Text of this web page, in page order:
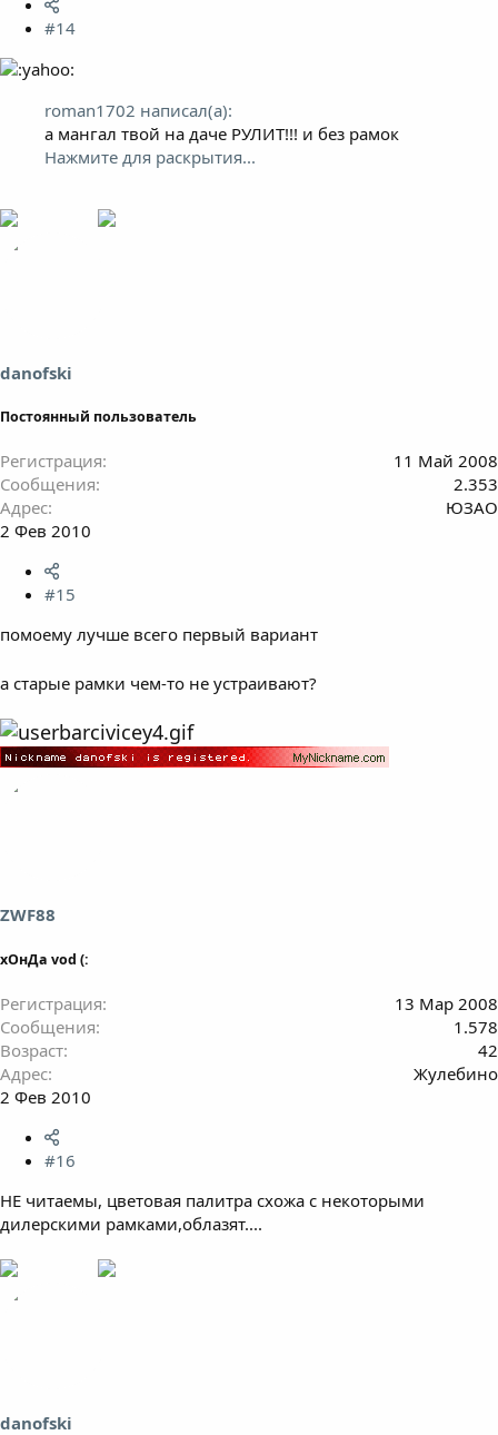
#14
roman1702 написал(а):
а мангал твой на даче РУЛИТ!!! и без рамок
Нажмите для раскрытия...
danofski
Постоянный пользователь
Регистрация
11 Май 2008
Сообщения
2.353
Адрес
ЮЗАО
2 Фев 2010
#15
помоему лучше всего первый вариант
а старые рамки чем-то не устраивают?
ZWF88
хОнДа vod (:
Регистрация
13 Мар 2008
Сообщения
1.578
Возраст
42
Адрес
Жулебино
2 Фев 2010
#16
НЕ читаемы, цветовая палитра схожа с некоторыми
дилерскими рамками,облазят....
danofski